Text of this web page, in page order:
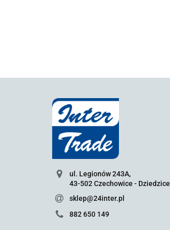
ul. Legionów 243A,
43-502 Czechowice - Dziedzice
sklep@24inter.pl
882 650 149